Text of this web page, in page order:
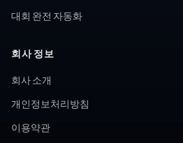
대회 완전 자동화
회사 정보
회사 소개
개인정보처리방침
이용약관